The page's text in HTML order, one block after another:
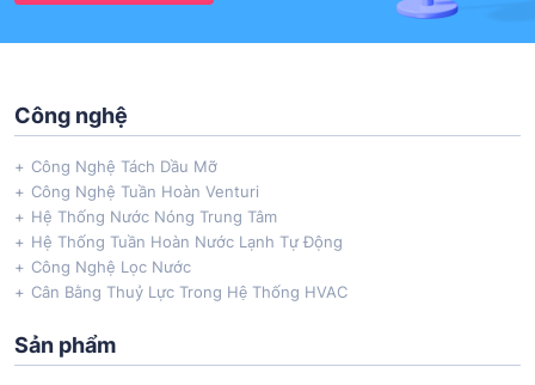
Công nghệ
Công Nghệ Tách Dầu Mỡ
Công Nghệ Tuần Hoàn Venturi
Hệ Thống Nước Nóng Trung Tâm
Hệ Thống Tuần Hoàn Nước Lạnh Tự Động
Công Nghệ Lọc Nước
Cân Bằng Thuỷ Lực Trong Hệ Thống HVAC
Sản phẩm